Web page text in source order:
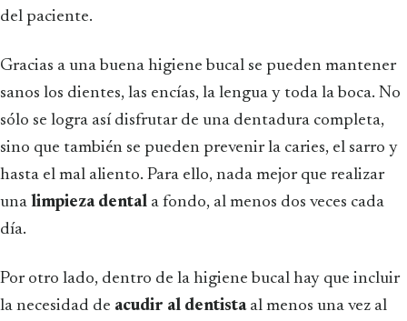
del paciente.
Gracias a una buena higiene bucal se pueden mantener
sanos los dientes, las encías, la lengua y toda la boca. No
sólo se logra así disfrutar de una dentadura completa,
sino que también se pueden prevenir la caries, el sarro y
hasta el mal aliento. Para ello, nada mejor que realizar
una limpieza dental a fondo, al menos dos veces cada
día.
Por otro lado, dentro de la higiene bucal hay que incluir
la necesidad de acudir al dentistaal menos una vez al